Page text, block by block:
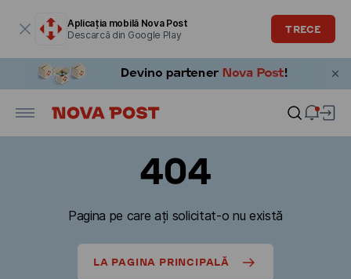
Aplicația mobilă Nova Post
Descarcă din Google Play
TRECE
404
Pagina pe care ați solicitat-o nu există
LA PAGINA PRINCIPALĂ